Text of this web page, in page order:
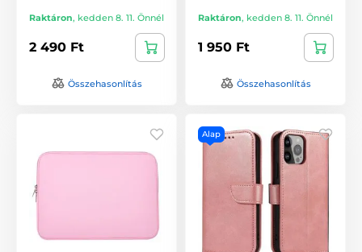
Raktáron, kedden 8. 11. Önnél
2 490 Ft
Összehasonlítás
Raktáron, kedden 8. 11. Önnél
1 950 Ft
Összehasonlítás
Alap